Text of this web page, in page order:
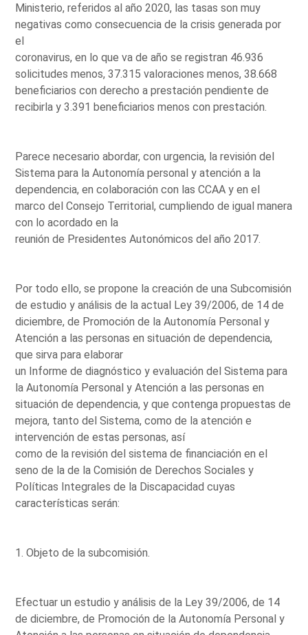
Ministerio, referidos al año 2020, las tasas son muy
negativas como consecuencia de la crisis generada por
el
coronavirus, en lo que va de año se registran 46.936
solicitudes menos, 37.315 valoraciones menos, 38.668
beneficiarios con derecho a prestación pendiente de
recibirla y 3.391 beneficiarios menos con prestación.
Parece necesario abordar, con urgencia, la revisión del
Sistema para la Autonomía personal y atención a la
dependencia, en colaboración con las CCAA y en el
marco del Consejo Territorial, cumpliendo de igual manera
con lo acordado en la
reunión de Presidentes Autonómicos del año 2017.
Por todo ello, se propone la creación de una Subcomisión
de estudio y análisis de la actual Ley 39/2006, de 14 de
diciembre, de Promoción de la Autonomía Personal y
Atención a las personas en situación de dependencia,
que sirva para elaborar
un Informe de diagnóstico y evaluación del Sistema para
la Autonomía Personal y Atención a las personas en
situación de dependencia, y que contenga propuestas de
mejora, tanto del Sistema, como de la atención e
intervención de estas personas, así
como de la revisión del sistema de financiación en el
seno de la de la Comisión de Derechos Sociales y
Políticas Integrales de la Discapacidad cuyas
características serán:
1. Objeto de la subcomisión.
Efectuar un estudio y análisis de la Ley 39/2006, de 14
de diciembre, de Promoción de la Autonomía Personal y